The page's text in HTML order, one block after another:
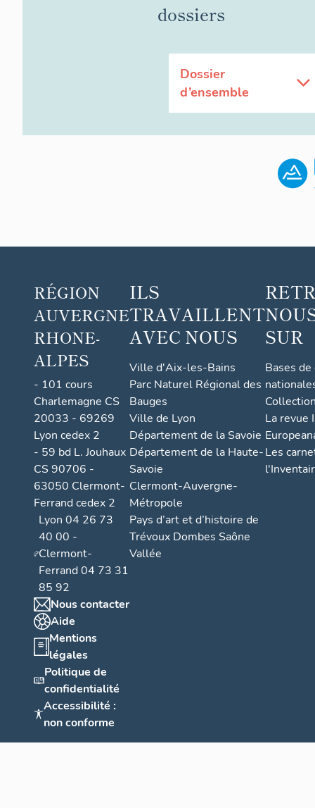
dossiers
Dossier
d’ensemble
RÉGION
AUVERGNE
RHONE-
ALPES
- 101 cours
Charlemagne CS
20033 - 69269
Lyon cedex 2
- 59 bd L. Jouhaux
CS 90706 -
63050 Clermont-
Ferrand cedex 2
Lyon 04 26 73
40 00 -
Clermont-
Ferrand 04 73 31
85 92
Nous contacter
Aide
Mentions
légales
Politique de
confidentialité
Accessibilité :
non conforme
ILS
TRAVAILLENT
AVEC NOUS
Ville d'Aix-les-Bains
Parc Naturel Régional des
Bauges
Ville de Lyon
Département de la Savoie
Département de la Haute-
Savoie
Clermont-Auvergne-
Métropole
Pays d’art et d’histoire de
Trévoux Dombes Saône
Vallée
SUR
Bases
La revue
Les